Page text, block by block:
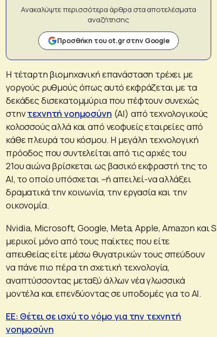
Ανακαλύψτε περισσότερα άρθρα στα αποτελέσματα
αναζήτησης
Προσθήκη του ot.gr στην Google
Η τέταρτη βιομηχανική επανάσταση τρέχει με
γοργούς ρυθμούς όπως αυτό εκφράζεται με τα
δεκάδες δισεκατομμύρια που πέφτουν συνεχώς
στηντεχνητή νοημοσύνη (ΑΙ) από τεχνολογικούς
κολοσσούς αλλά και από νεοφυείς εταιρείες από
κάθε πλευρά του κόσμου. Η μεγάλη τεχνολογική
πρόοδος που συντελείται από τις αρχές του
21ου αιώνα βρίσκεται ως βασικό εκφραστή της το
ΑΙ, το οποίο υπόσχεται –ή απειλεί-να αλλάξει
δραματικά την κοινωνία, την εργασία και την
οικονομία.
Nvidia, Microsoft, Google, Meta, Apple, Amazon και
μερικοί μόνο από τους παίκτες που είτε
απευθείας είτε μέσω θυγατρικών τους σπεύδουν
να πάνε πιο πέρα τη σχετική τεχνολογία,
αναπτύσσοντας μεταξύ άλλων νέα γλωσσικά
μοντέλα και επενδύοντας σε υποδομές για το ΑΙ.
EE: Θέτει σε ισχύ το νόμο για την τεχνητή
νοημοσύνη